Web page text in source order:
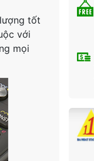
tốt
với
mọi